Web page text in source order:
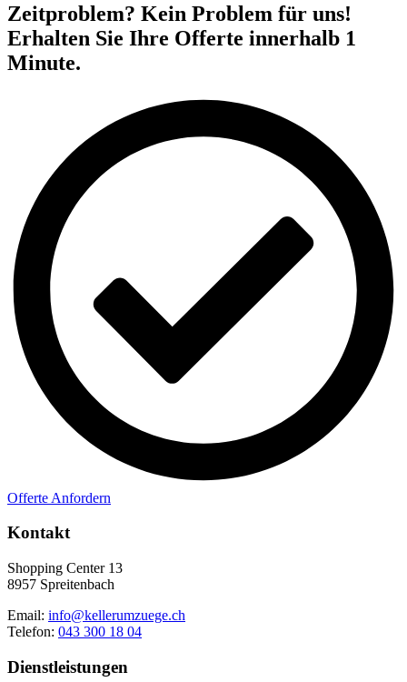
Zeitproblem? Kein Problem für uns!
Erhalten Sie Ihre Offerte innerhalb 1
Minute.
Offerte Anfordern
Kontakt
Shopping Center 13
8957 Spreitenbach
Email: info@kellerumzuege.ch
Telefon: 043 300 18 04
Dienstleistungen